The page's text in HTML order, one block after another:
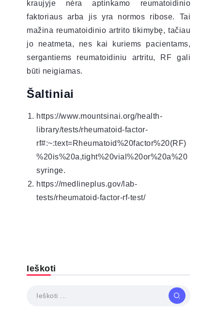
kraujyje nėra aptinkamo reumatoidinio
faktoriaus arba jis yra normos ribose. Tai
mažina reumatoidinio artrito tikimybę, tačiau
jo neatmeta, nes kai kuriems pacientams,
sergantiems reumatoidiniu artritu, RF gali
būti neigiamas.
Šaltiniai
https://www.mountsinai.org/health-
library/tests/rheumatoid-factor-
rf#:~:text=Rheumatoid%20factor%20(RF)
%20is%20a,tight%20vial%20or%20a%20
syringe.
https://medlineplus.gov/lab-
tests/rheumatoid-factor-rf-test/
Ieškoti